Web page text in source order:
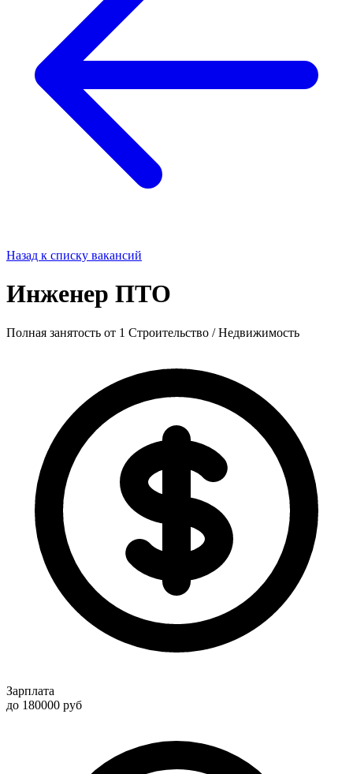
Назад к списку вакансий
Инженер ПТО
Полная занятость от 1 Строительство / Недвижимость
Зарплата
до 180000 руб